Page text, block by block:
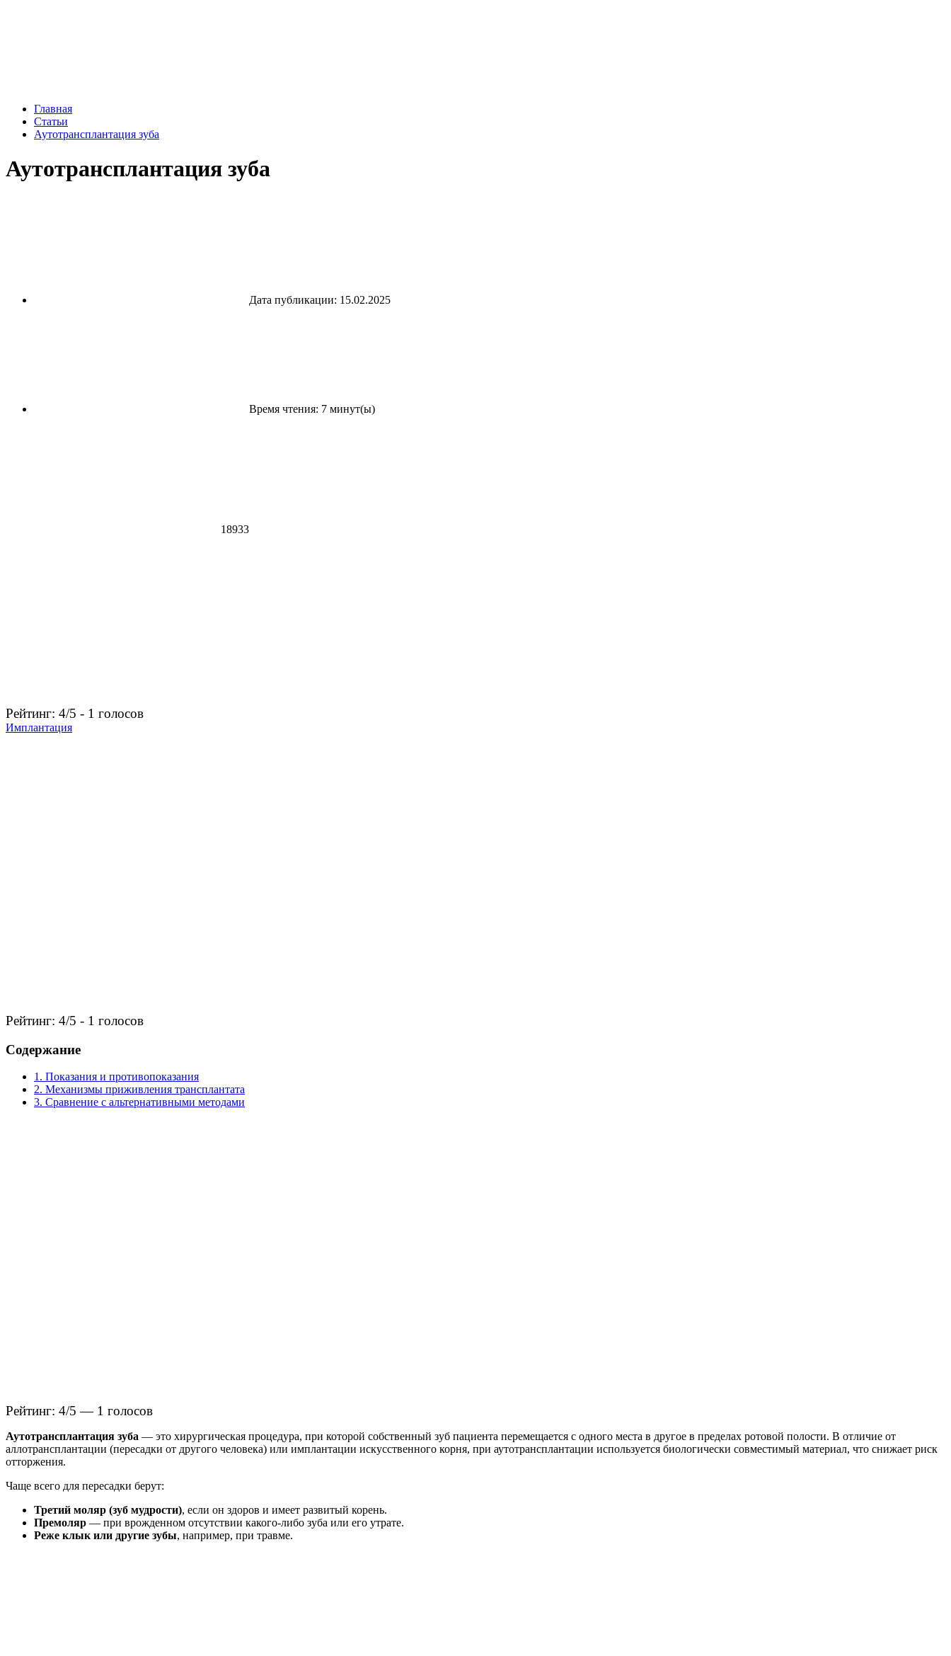
Главная
Статьи
Аутотрансплантация зуба
Аутотрансплантация зуба
Дата публикации: 15.02.2025
Время чтения: 7 минут(ы)
18933
Рейтинг: 4/5 - 1 голосов
Имплантация
Рейтинг: 4/5 - 1 голосов
Содержание
1. Показания и противопоказания
2. Механизмы приживления трансплантата
3. Сравнение с альтернативными методами
Рейтинг: 4/5 — 1 голосов
Аутотрансплантация зуба — это хирургическая процедура, при которой собственный зуб пациента перемещается с одного места в другое в пределах ротовой полости. В отличие от
аллотрансплантации (пересадки от другого человека) или имплантации искусственного корня, при аутотрансплантации используется биологически совместимый материал, что снижает риск
отторжения.
Чаще всего для пересадки берут:
Третий моляр (зуб мудрости), если он здоров и имеет развитый корень.
Премоляр — при врожденном отсутствии какого-либо зуба или его утрате.
Реже клык или другие зубы, например, при травме.